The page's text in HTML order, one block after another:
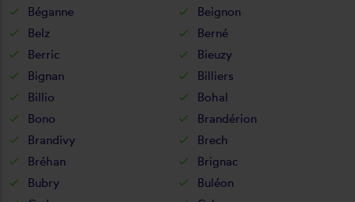
Béganne
Beignon
Belz
Berné
Berric
Bieuzy
Bignan
Billiers
Billio
Bohal
Bono
Brandérion
Brandivy
Brech
Bréhan
Brignac
Bubry
Buléon